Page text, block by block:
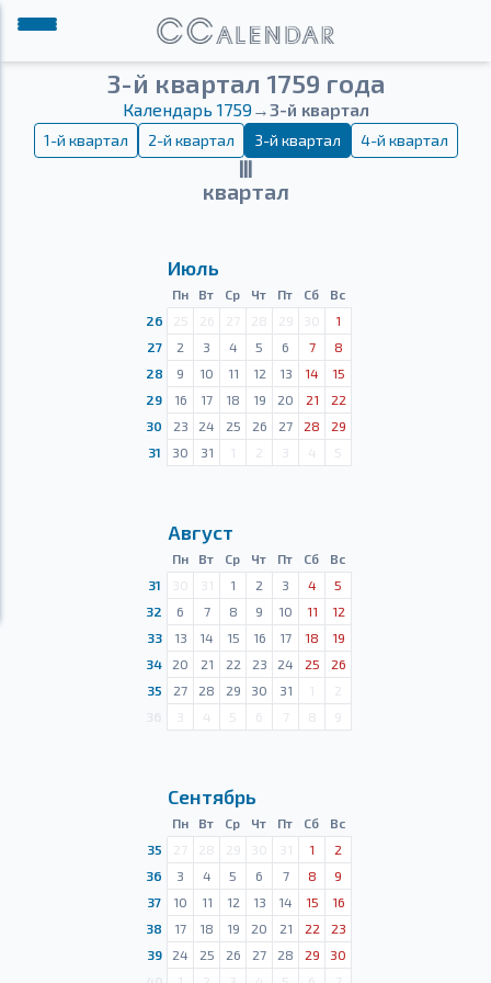
3-й квартал 1759 года
Календарь 1759→3-й квартал
1-й квартал 2-й квартал 3-й квартал 4-й квартал
Ⅲ
квартал
Июль
Пн Вт Ср Чт Пт Сб
Вс
26
25 26 27 28 29 30
1
27
2 3 4 5 6 7
8
28
9 10 11 12 13 14
15
29
16 17 18 19 20 21
22
30
23 24 25 26 27 28
29
31
30 31 1 2 3 4 5
Август
Пн Вт Ср Чт Пт Сб
Вс
31
30 31 1 2 3 4
5
32
6 7 8 9 10 11
12
33
13 14 15 16 17 18
19
34
20 21 22 23 24 25
26
35
27 28 29 30 31 1
2
3 4 5 6 7 8 9
Сентябрь
Пн Вт Ср Чт Пт Сб
Вс
35
27 28 29 30 31 1
2
36
3 4 5 6 7 8
9
37
10 11 12 13 14 15
16
38
17 18 19 20 21 22
23
39
24 25 26 27 28 29
30